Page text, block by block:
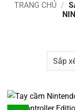
TRANG CHỦ /